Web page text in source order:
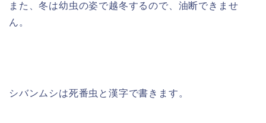
また、冬は幼虫の姿で越冬するので、油断できませ
ん。
シバンムシは死番虫と漢字で書きます。